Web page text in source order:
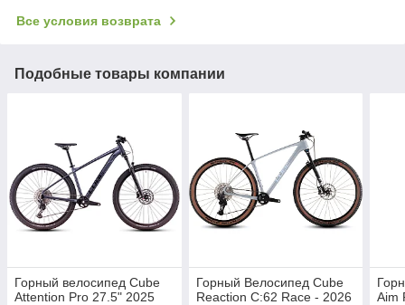
Все условия возврата
Подобные товары компании
Горный велосипед Cube
Attention Pro 27.5" 2025
Горный Велосипед Cube
Reaction C:62 Race - 2026
Aim